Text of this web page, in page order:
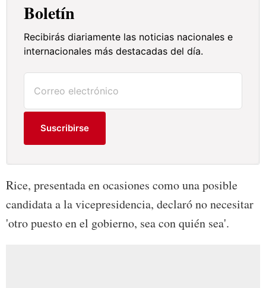
Boletín
Recibirás diariamente las noticias nacionales e
internacionales más destacadas del día.
Suscribirse
Rice, presentada en ocasiones como una posible
candidata a la vicepresidencia, declaró no necesitar
'otro puesto en el gobierno, sea con quién sea'.